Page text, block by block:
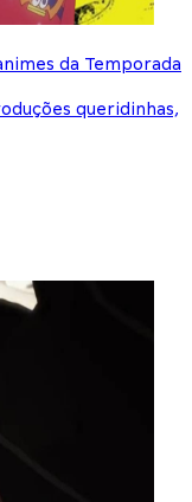
da Temporada
queridinhas,